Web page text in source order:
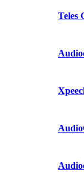
Teles